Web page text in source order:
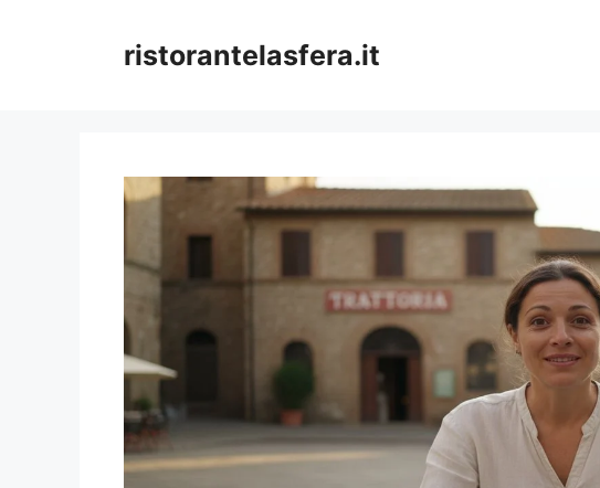
ristorantelasfera.it